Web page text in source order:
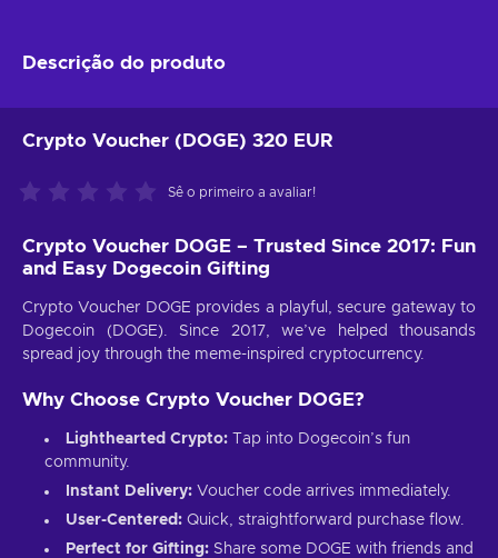
Descrição do produto
Crypto Voucher (DOGE) 320 EUR
Sê o primeiro a avaliar!
Crypto Voucher DOGE – Trusted Since 2017: Fun
and Easy Dogecoin Gifting
Crypto Voucher DOGE provides a playful, secure gateway to
Dogecoin (DOGE). Since 2017, we’ve helped thousands
spread joy through the meme-inspired cryptocurrency.
Why Choose Crypto Voucher DOGE?
Lighthearted Crypto: Tap into Dogecoin’s fun
community.
Instant Delivery: Voucher code arrives immediately.
User-Centered: Quick, straightforward purchase flow.
Perfect for Gifting: Share some DOGE with friends and